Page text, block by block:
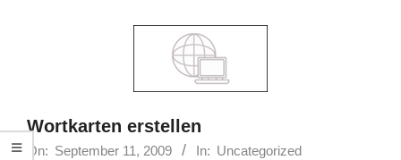
Wortkarten erstellen
On: September 11, 2009 In: Uncategorized